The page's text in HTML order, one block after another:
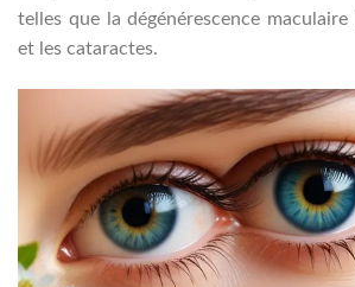
telles que la dégénérescence maculaire
et les cataractes.